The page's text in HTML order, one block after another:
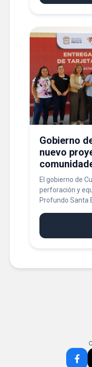
Gobierno
nuevo
El gobierno de
perforación y
Profundo Santa